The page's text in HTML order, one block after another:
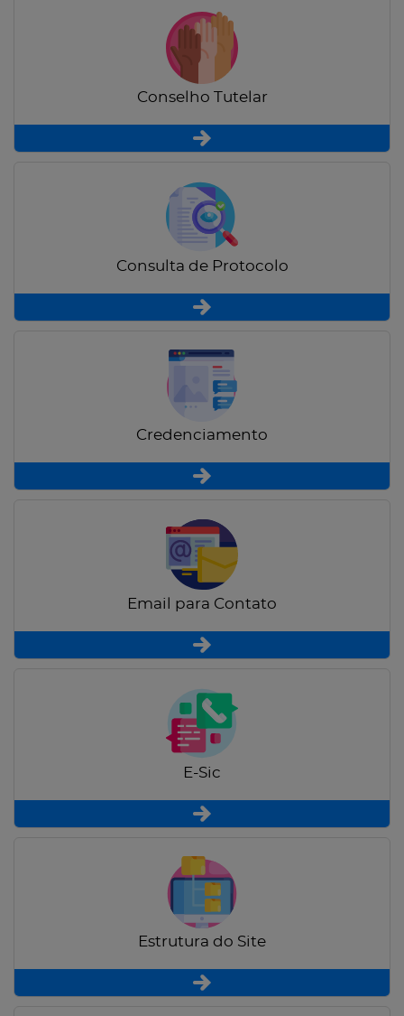
Conselho Tutelar
Consulta de Protocolo
Credenciamento
Email para Contato
E-Sic
Estrutura do Site